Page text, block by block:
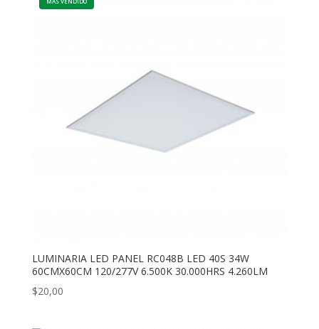
LUMINARIA LED PANEL RC048B LED 40S 34W
60CMX60CM 120/277V 6.500K 30.000HRS 4.260LM
$20,00